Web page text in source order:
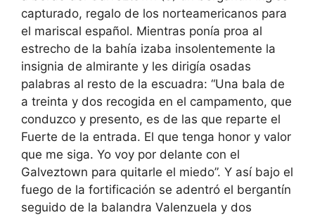
capturado, regalo de los norteamericanos para
el mariscal español. Mientras ponía proa al
estrecho de la bahía izaba insolentemente la
insignia de almirante y les dirigía osadas
palabras al resto de la escuadra: “Una bala de
a treinta y dos recogida en el campamento, que
conduzco y presento, es de las que reparte el
Fuerte de la entrada. El que tenga honor y valor
que me siga. Yo voy por delante con el
Galveztown para quitarle el miedo”. Y así bajo el
fuego de la fortificación se adentró el bergantín
seguido de la balandra Valenzuela y dos